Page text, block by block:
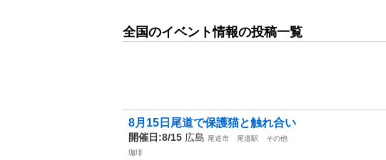
全国のイベント情報の投稿一覧
8月15日尾道で保護猫と触れ合い
開催日:8/15 広島 尾道市 尾道駅
その他
珈琲